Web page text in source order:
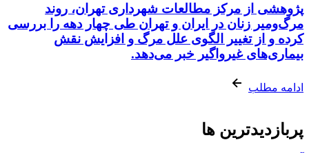
پژوهشی از مرکز مطالعات شهرداری تهران، روند
مرگ‌ومیر زنان در ایران و تهران طی چهار دهه را بررسی
کرده و از تغییر الگوی علل مرگ و افزایش نقش
بیماری‌های غیرواگیر خبر می‌دهد.
ادامه مطلب
پربازدیدترین ها